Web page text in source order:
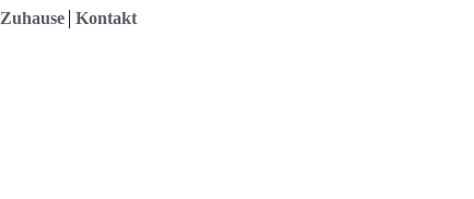
Zuhause Kontakt